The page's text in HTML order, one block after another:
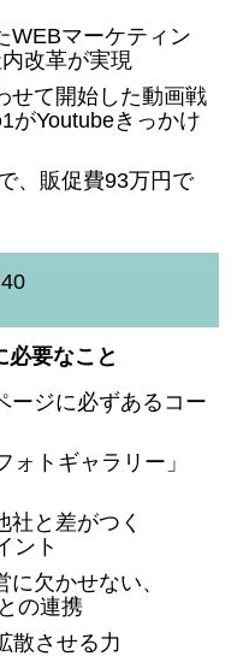
WEBマーケティン
改革が実現
せて開始した動画戦
がYoutubeきっかけ
、販促費93万円で
必要なこと
ージに必ずあるコー
ォトギャラリー」
社と差がつく
ント
欠かせない、
の連携
散させる力